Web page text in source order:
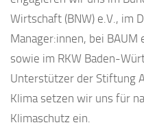
Wirtschaft (BNW) e.V., im
Manager:innen, bei
sowie im RKW Baden-
Unterstützer der Stiftung
Klima setzen wir uns für
Klimaschutz ein.